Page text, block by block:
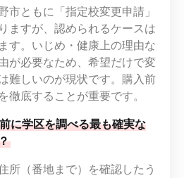
市ともに「指定校変更申請」
ますが、認められるケースは
す。いじめ・健康上の理由な
が必要なため、希望だけで変
難しいのが現状です。購入前
徹底することが重要です。
に学区を調べる最も確実な
所（番地まで）を確認したう